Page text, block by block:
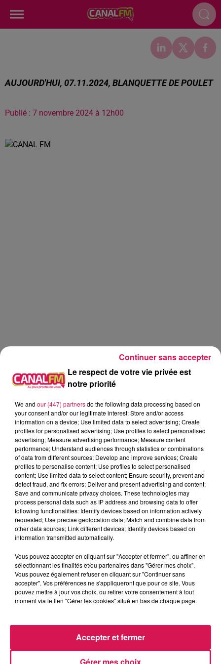
AUJOURD'HUI, 07.11.2024, BLANQUETTE DE POULET
Publié : 7 novembre 2024 à 12h00
Canal FM
Geoffrey Deloux
Les Recettes de Mamie Coquillette
0:00 3 min 47 sec
7 novembre 2024 - 3 min 47 sec
AUJOURD'HUI, 07.11.2024, BLANQUETTE DE
POULET
Du lundi au vendredi à 11h45, Mamie Coquillette retrouve
Geoffrey pour une recette de cuisine à sa manière
Le respect de votre vie privée est
notre priorité
We and our (447) partnersdo the following data processing based on
your consent and/or our legitimate interest: Store and/or access
information on a device; Use limited data to select advertising; Create
profiles for personalised advertising; Use profiles to select personalised
advertising; Measure advertising performance; Measure content
performance; Understand audiences through statistics or combinations
of data from different sources; Develop and improve services; Create
profiles to personalise content; Use profiles to select personalised
content; Use limited data to select content; Ensure security, prevent and
detect fraud, and fix errors; Deliver and present advertising and content;
Save and communicate privacy choices. These technologies may
process personal data such as IP address and browsing data to offer
following functionalities: Identify devices based on information actively
requested; Use precise geolocation data; Match and combine data from
other data sources; Link different devices; Identify devices based on
information transmitted automatically.
Vous pouvez accepter en cliquant sur "Accepter et fermer", ou affiner en
sélectionnant les finalités et/ou partenaires dans "Gérer mes choix".
Vous pouvez également refuser en cliquant sur "Continuer sans
accepter". Vos préférences ne s'appliqueront que pour ce site. Vous
pouvez mettre à jour vos choix, ou retirer votre consentement à tout
moment via le lien "Gérer les cookies" situé en bas de chaque page.
Accepter et fermer
Continuer sans accepter